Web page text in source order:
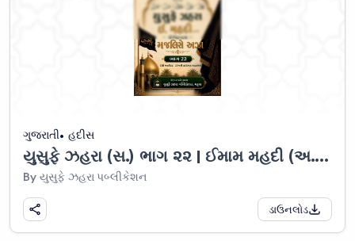
ગુજરાતી હદીસ
યુસુફે ઝહરા (સ.) ભાગ ૨૨ | ઈમામ મહદી (અ.)ની ખિદમતમાં મજલીસે અઝા
By યુસુફે ઝહરા પબ્લીકેશન
ડાઉનલોડ